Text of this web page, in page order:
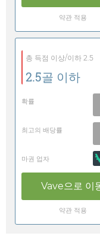
약관 적용
총 득점 이상/이하 2.5
2.5골 이하
확률
최고의 배당률
마권 업자
Vave으로 이
약관 적용